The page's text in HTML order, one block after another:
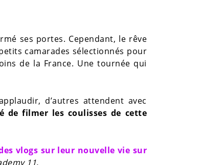
ses portes. Cependant, le rêve
camarades sélectionnés pour
de la France. Une tournée qui
d’autres attendent avec
de filmer les coulisses de cette
vlogs sur leur nouvelle vie sur
11.